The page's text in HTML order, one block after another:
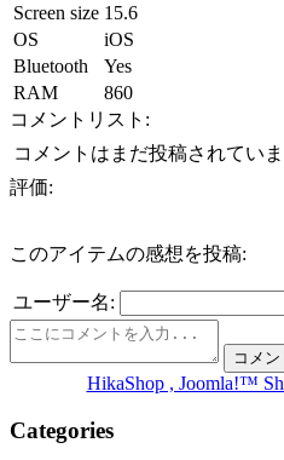
Screen size 15.6
OS
iOS
Bluetooth
Yes
RAM
860
コメントリスト:
コメントはまだ投稿されていま
評価:
このアイテムの感想を投稿:
ユーザー名:
HikaShop , Joomla!™
Categories